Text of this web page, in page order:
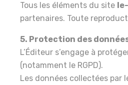
Tous les éléments du site
partenaires. Toute
5. Protection des
L’Éditeur s’engage à
(notamment le RGPD).
Les données collectées par